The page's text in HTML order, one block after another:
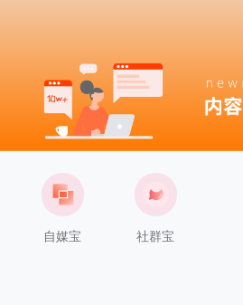
自媒宝 社群宝